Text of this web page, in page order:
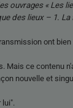
ouvrages « Les
des lieux – 1.
ont
Mais ce contenu
nouvelle et
lui".